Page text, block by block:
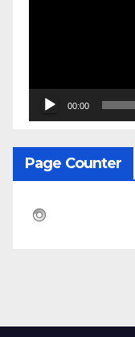
00:00
Page Counter